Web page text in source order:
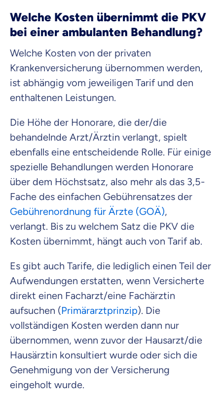
Welche Kosten übernimmt die PKV
bei einer ambulanten Behandlung?
Welche Kosten von der privaten
Krankenversicherung übernommen werden,
ist abhängig vom jeweiligen Tarif und den
enthaltenen Leistungen.
Die Höhe der Honorare, die der/die
behandelnde Arzt/Ärztin verlangt, spielt
ebenfalls eine entscheidende Rolle. Für einige
spezielle Behandlungen werden Honorare
über dem Höchstsatz, also mehr als das 3,5-
Fache des einfachen Gebührensatzes der
Gebührenordnung für Ärzte (GOÄ),
verlangt. Bis zu welchem Satz die PKV die
Kosten übernimmt, hängt auch von Tarif ab.
Es gibt auch Tarife, die lediglich einen Teil der
Aufwendungen erstatten, wenn Versicherte
direkt einen Facharzt/eine Fachärztin
aufsuchen (Primärarztprinzip). Die
vollständigen Kosten werden dann nur
übernommen, wenn zuvor der Hausarzt/die
Hausärztin konsultiert wurde oder sich die
Genehmigung von der Versicherung
eingeholt wurde.